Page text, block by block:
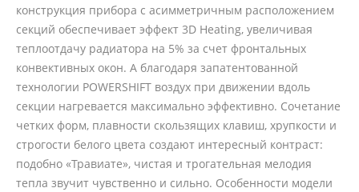
конструкция прибора с асимметричным расположением
секций обеспечивает эффект 3D Heating, увеличивая
теплоотдачу радиатора на 5% за счет фронтальных
конвективных окон. А благодаря запатентованной
технологии POWERSHIFT воздух при движении вдоль
секции нагревается максимально эффективно. Сочетание
четких форм, плавности скользящих клавиш, хрупкости и
строгости белого цвета создают интересный контраст:
подобно «Травиате», чистая и трогательная мелодия
тепла звучит чувственно и сильно. Особенности модели